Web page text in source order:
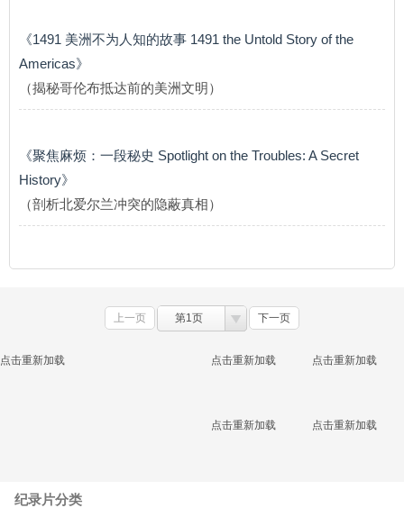
《1491 美洲不为人知的故事 1491 the Untold Story of the
Americas》
（揭秘哥伦布抵达前的美洲文明）
《聚焦麻烦：一段秘史 Spotlight on the Troubles: A Secret
History》
（剖析北爱尔兰冲突的隐蔽真相）
上一页 第1页 下一页
点击重新加载 点击重新加载 点击重新加载
点击重新加载 点击重新加载
纪录片分类